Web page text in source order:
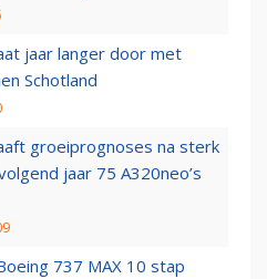
jaar langer door met
Schotland
groeiprognoses na sterk
jaar 75 A320neo’s
737 MAX 10 stap